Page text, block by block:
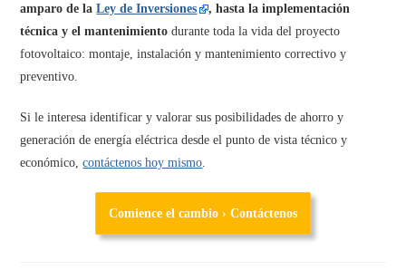
amparo de laLey de Inversiones
, hasta la implementación
técnica y el mantenimiento durante toda la vida del proyecto
fotovoltaico: montaje, instalación y mantenimiento correctivo y
preventivo.
Si le interesa identificar y valorar sus posibilidades de ahorro y
generación de energía eléctrica desde el punto de vista técnico y
económico,contáctenos hoy mismo
Comience el cambio › Contáctenos